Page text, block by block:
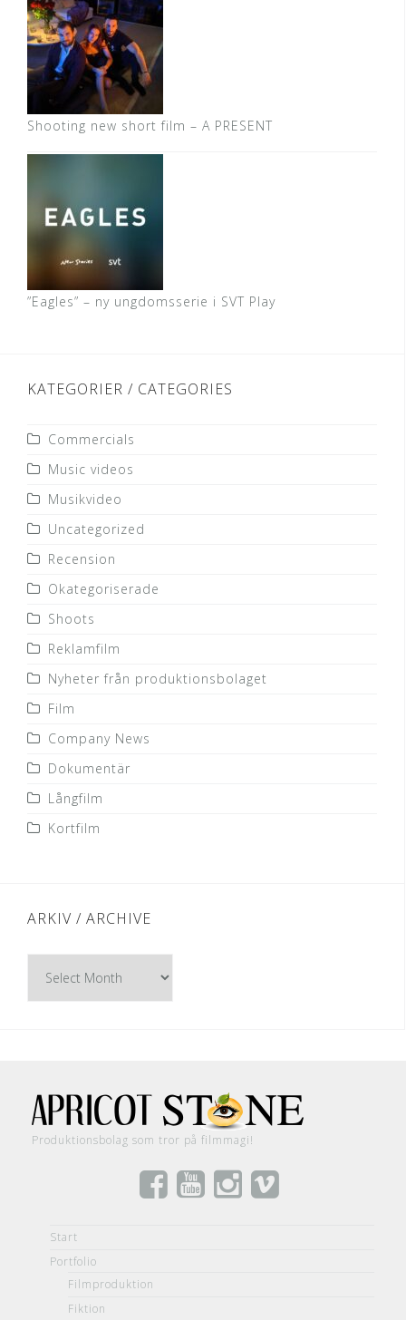
Shooting new short film – A PRESENT
”Eagles” – ny ungdomsserie i SVT Play
KATEGORIER / CATEGORIES
Commercials
Music videos
Musikvideo
Uncategorized
Recension
Okategoriserade
Shoots
Reklamfilm
Nyheter från produktionsbolaget
Film
Company News
Dokumentär
Långfilm
Kortfilm
ARKIV / ARCHIVE
Produktionsbolag som tror på filmmagi!
Start
Portfolio
Filmproduktion
Fiktion